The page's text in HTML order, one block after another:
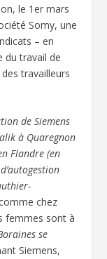
le 1er mars
Somy, une
– en
du travail de
travailleurs
de Siemens
à Quaregnon
Flandre (en
chez
femmes sont à
se
Siemens,